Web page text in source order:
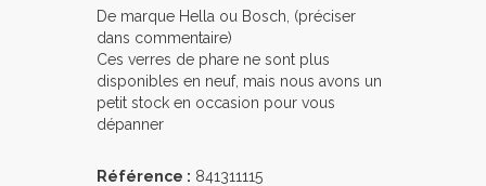
De marque Hella ou Bosch, (préciser
dans commentaire)
Ces verres de phare ne sont plus
disponibles en neuf, mais nous avons un
petit stock en occasion pour vous
dépanner
Référence : 841311115